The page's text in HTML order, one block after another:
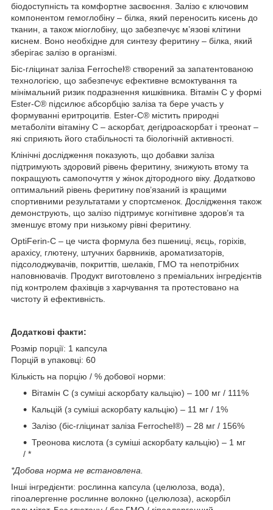
біодоступність та комфортне засвоєння. Залізо є ключовим
компонентом гемоглобіну – білка, який переносить кисень до
тканин, а також міоглобіну, що забезпечує м’язові клітини
киснем. Воно необхідне для синтезу феритину – білка, який
зберігає залізо в організмі.
Біс‑гліцинат заліза Ferrochel® створений за запатентованою
технологією, що забезпечує ефективне всмоктування та
мінімальний ризик подразнення кишківника. Вітамін С у формі
Ester‑C® підсилює абсорбцію заліза та бере участь у
формуванні еритроцитів. Ester‑C® містить природні
метаболіти вітаміну С – аскорбат, дегідроаскорбат і треонат –
які сприяють його стабільності та біологічній активності.
Клінічні дослідження показують, що добавки заліза
підтримують здоровий рівень феритину, знижують втому та
покращують самопочуття у жінок дітородного віку. Додатково
оптимальний рівень феритину пов’язаний із кращими
спортивними результатами у спортсменок. Дослідження також
демонструють, що залізо підтримує когнітивне здоров’я та
зменшує втому при низькому рівні феритину.
OptiFerin‑C – це чиста формула без пшениці, яєць, горіхів,
арахісу, глютену, штучних барвників, ароматизаторів,
підсолоджувачів, покриттів, шелаків, ГМО та непотрібних
наповнювачів. Продукт виготовлено з преміальних інгредієнтів
під контролем фахівців з харчування та протестовано на
чистоту й ефективність.
Додаткові факти:
Розмір порції: 1 капсула
Порцій в упаковці: 60
Кількість на порцію / % добової норми:
Вітамін С (з суміші аскорбату кальцію) – 100 мг / 111%
Кальцій (з суміші аскорбату кальцію) – 11 мг / 1%
Залізо (біс‑гліцинат заліза Ferrochel®) – 28 мг / 156%
Треонова кислота (з суміші аскорбату кальцію) – 1 мг
/ *
*Добова норма не встановлена.
Інші інгредієнти: рослинна капсула (целюлоза, вода),
гіпоалергенне рослинне волокно (целюлоза), аскорбіл